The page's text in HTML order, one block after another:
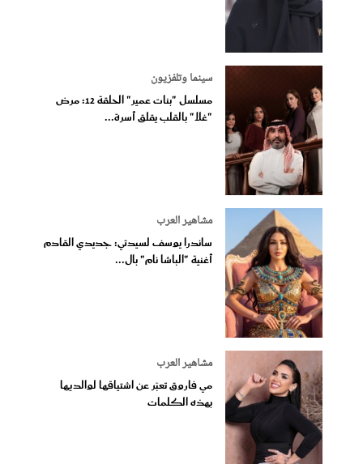
سينما وتلفزيون
مسلسل "بنات عمير" الحلقة 12: مرض
"غلا" بالقلب يقلق أسرة...
مشاهير العرب
ساندرا يوسف لسيدتي: جديدي القادم
أغنية "الباشا نام" بال...
مشاهير العرب
مي فاروق تعبّر عن اشتياقها لوالديها
بهذه الكلمات